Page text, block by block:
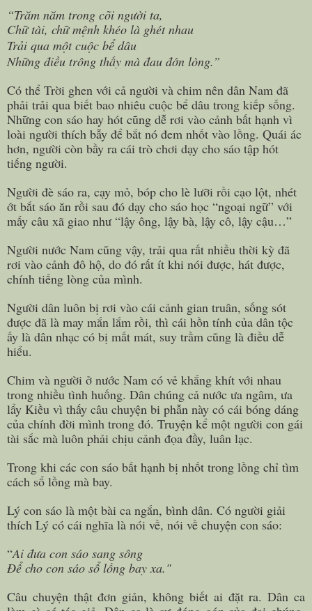
“Trăm năm trong cõi người ta,
Chữ tài, chữ mệnh khéo là ghét nhau
Trải qua một cuộc bể dâu
Những điều trông thấy mà đau đớn lòng.”
Có thể Trời ghen với cả người và chim nên dân Nam đã
phải trải qua biết bao nhiêu cuộc bể dâu trong kiếp sống.
Những con sáo hay hót cũng dễ rơi vào cảnh bất hạnh vì
loài người thích bẫy để bắt nó đem nhốt vào lồng. Quái ác
hơn, người còn bầy ra cái trò chơi dạy cho sáo tập hót
tiếng người.
Người đè sáo ra, cạy mỏ, bóp cho lè lưỡi rồi cạo lột, nhét
ớt bắt sáo ăn rồi sau đó dạy cho sáo học “ngoại ngữ” với
mấy câu xã giao như “lậy ông, lậy bà, lậy cô, lậy cậu…”
Người nước Nam cũng vậy, trải qua rất nhiều thời kỳ đã
rơi vào cảnh đô hộ, do đó rất ít khi nói được, hát được,
chính tiếng lòng của mình.
Người dân luôn bị rơi vào cái cảnh gian truân, sống sót
được đã là may mắn lắm rồi, thì cái hồn tính của dân tộc
ấy là dân nhạc có bị mất mát, suy trầm cũng là điều dễ
hiểu.
Chim và người ở nước Nam có vẻ khắng khít với nhau
trong nhiều tình huống. Dân chúng cả nước ưa ngâm, ưa
lẩy Kiều vì thấy câu chuyện bi phẫn này có cái bóng dáng
của chính đời mình trong đó. Truyện kể một người con gái
tài sắc mà luôn phải chịu cảnh đọa đầy, luân lạc.
Trong khi các con sáo bất hạnh bị nhốt trong lồng chỉ tìm
cách sổ lồng mà bay.
Lý con sáo là một bài ca ngắn, bình dân. Có người giải
thích Lý có cái nghĩa là nói về, nói về chuyện con sáo:
“Ai đưa con sáo sang sông
Để cho con sáo sổ lồng bay xa."
Câu chuyện thật đơn giản, không biết ai đặt ra. Dân ca